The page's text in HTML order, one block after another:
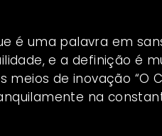
é uma palavra em
e a definição é
de inovação “O
na